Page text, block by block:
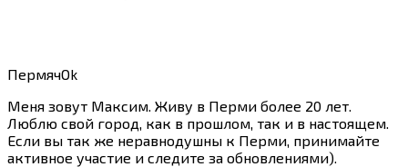
ПермячOk
Меня зовут Максим. Живу в Перми более 20 лет.
Люблю свой город, как в прошлом, так и в настоящем.
Если вы так же неравнодушны к Перми, принимайте
активное участие и следите за обновлениями).